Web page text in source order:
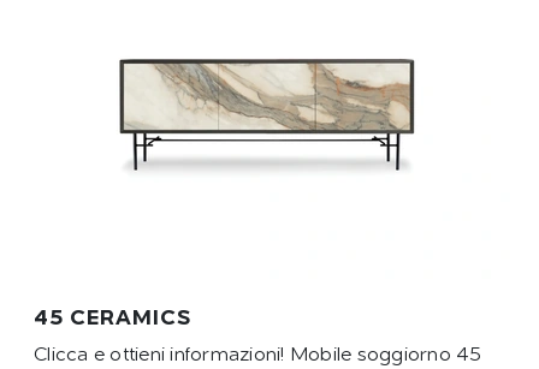
45 CERAMICS
Clicca e ottieni informazioni! Mobile soggiorno 45